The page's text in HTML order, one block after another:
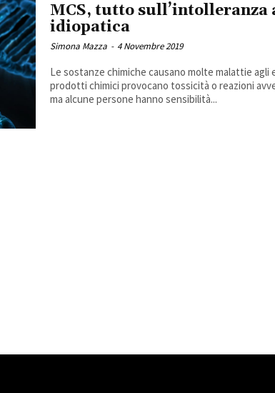
MCS, tutto sull’intolleranza
idiopatica
Simona Mazza - 4 Novembre 2019
Le sostanze chimiche causano molte malattie agli
prodotti chimici provocano tossicità o reazioni
ma alcune persone hanno sensibilità...